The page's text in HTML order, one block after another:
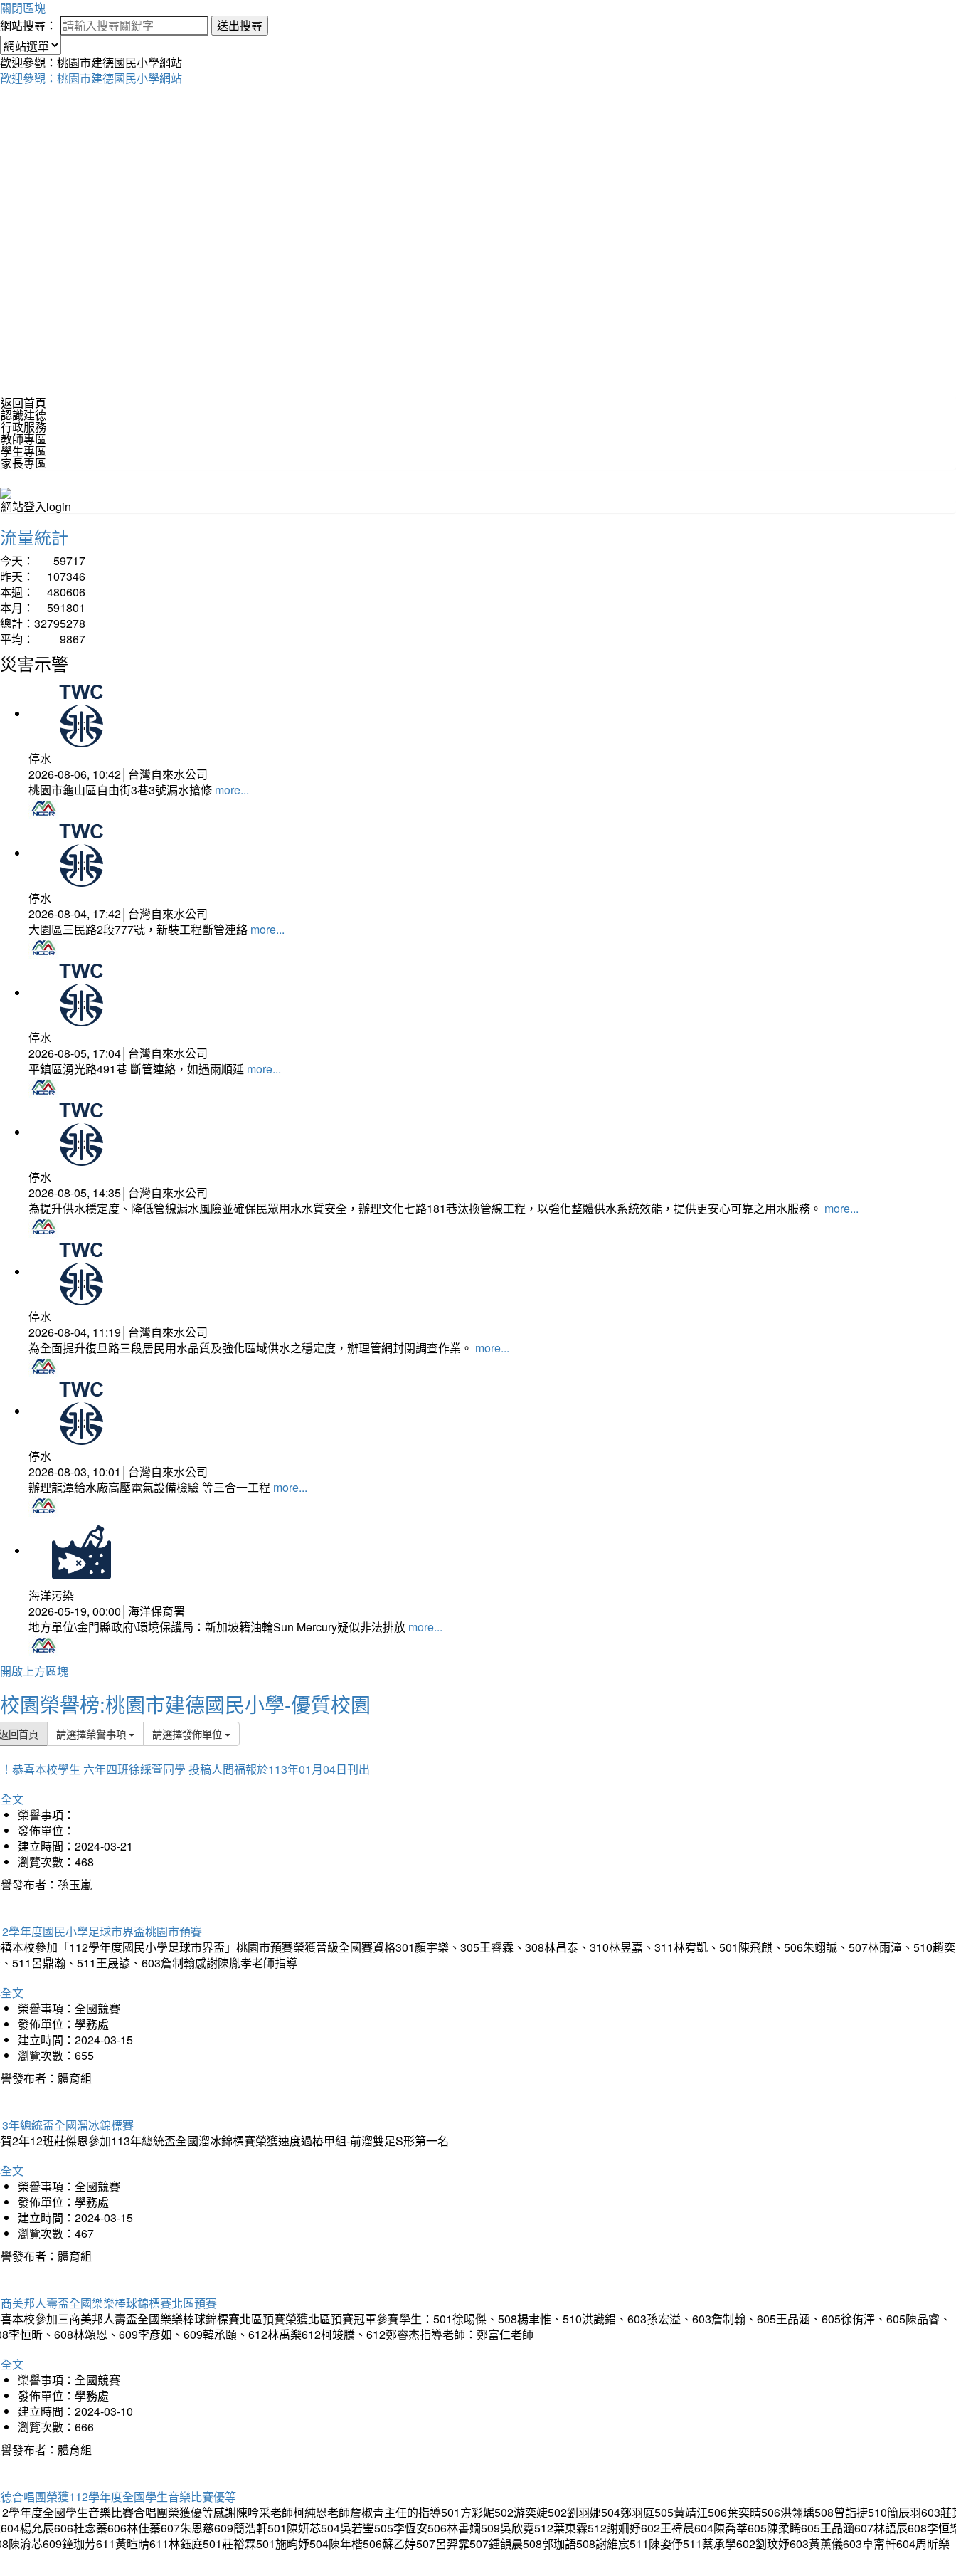
關閉區塊
網站搜尋：
送出搜尋
歡迎參觀：桃園市建德國民小學網站
歡迎參觀：桃園市建德國民小學網站
返回首頁
認識建德
行政服務
教師專區
學生專區
家長專區
網站登入login
流量統計
今天：
59717
昨天：
107346
本週：
480606
本月：
591801
總計： 32795278
平均：
9867
災害示警
停水
2026-08-06, 10:42│台灣自來水公司
桃園市龜山區自由街3巷3號漏水搶修 more...
停水
2026-08-04, 17:42│台灣自來水公司
大園區三民路2段777號，新裝工程斷管連絡 more...
停水
2026-08-05, 17:04│台灣自來水公司
平鎮區湧光路491巷 斷管連絡，如遇雨順延 more...
停水
2026-08-05, 14:35│台灣自來水公司
為提升供水穩定度、降低管線漏水風險並確保民眾用水水質安全，辦理文化七路181巷汰換管線工程，以強化整體供水系統效能，提供更安心可靠之用水服務。 more...
停水
2026-08-04, 11:19│台灣自來水公司
為全面提升復旦路三段居民用水品質及強化區域供水之穩定度，辦理管網封閉調查作業。 more...
停水
2026-08-03, 10:01│台灣自來水公司
辦理龍潭給水廠高壓電氣設備檢驗 等三合一工程 more...
海洋污染
2026-05-19, 00:00│海洋保育署
地方單位\金門縣政府\環境保護局：新加坡籍油輪Sun Mercury疑似非法排放 more...
開啟上方區塊
校園榮譽榜:桃園市建德國民小學-優質校園
回首頁 請選擇榮譽事項 請選擇發佈單位
恭喜本校學生 六年四班徐綵萱同學 投稿人間福報於113年01月04日刊出
文
榮譽事項：
發佈單位：
建立時間：2024-03-21
瀏覽次數：468
發布者：孫玉嵐
學年度國民小學足球市界盃桃園市預賽
本校參加「112學年度國民小學足球市界盃」桃園市預賽榮獲晉級全國賽資格301顏宇樂、305王睿霖、308林昌泰、310林昱嘉、311林宥凱、501陳飛麒、506朱翊誠、507林雨潼、510趙奕
511呂鼎瀚、511王晟諺、603詹制翰感謝陳胤孝老師指導
文
榮譽事項：全國競賽
發佈單位：學務處
建立時間：2024-03-15
瀏覽次數：655
發布者：體育組
年總統盃全國溜冰錦標賽
2年12班莊傑恩參加113年總統盃全國溜冰錦標賽榮獲速度過樁甲組-前溜雙足S形第一名
文
榮譽事項：全國競賽
發佈單位：學務處
建立時間：2024-03-15
瀏覽次數：467
發布者：體育組
美邦人壽盃全國樂樂棒球錦標賽北區預賽
本校參加三商美邦人壽盃全國樂樂棒球錦標賽北區預賽榮獲北區預賽冠軍參賽學生：501徐晹傑、508楊聿惟、510洪識錩、603孫宏溢、603詹制翰、605王品涵、605徐侑澤、605陳品睿、
李恒昕、608林頌恩、609李彥如、609韓承頤、612林禹樂612柯竣騰、612鄭睿杰指導老師：鄭富仁老師
文
榮譽事項：全國競賽
發佈單位：學務處
建立時間：2024-03-10
瀏覽次數：666
發布者：體育組
合唱團榮獲112學年度全國學生音樂比賽優等
學年度全國學生音樂比賽合唱團榮獲優等感謝陳吟采老師柯純恩老師詹椒青主任的指導501方彩妮502游奕婕502劉羽娜504鄭羽庭505黃靖江506葉奕晴506洪翎瑀508曾詣捷510簡辰羽603莊
楊允辰606杜念蓁606林佳蓁607朱恩慈609簡浩軒501陳妍芯504吳若瑩505李恆安506林書嫺509吳欣霓512葉東霖512謝姍妤602王禕晨604陳喬莘605陳柔睎605王品涵607林語辰608李恒
陳淯芯609鐘珈芳611黃暄晴611林鈺庭501莊裕霖501施畇妤504陳年楷506蘇乙婷507呂羿霏507鍾韻晨508郭珈語508謝維宸511陳姿伃511蔡承學602劉玟妤603黃薰儀603卓甯軒604周昕樂